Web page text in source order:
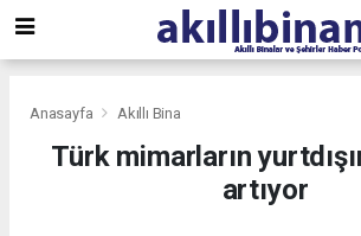
Anasayfa Akıllı Bina
Türk mimarların
artıyor